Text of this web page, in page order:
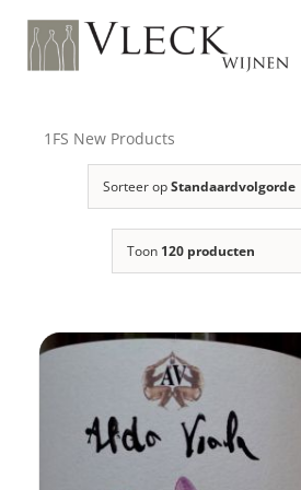
inhoud
Producenten
1FS New Products
Sorteer opStandaardvolgorde
Toon 120 producten